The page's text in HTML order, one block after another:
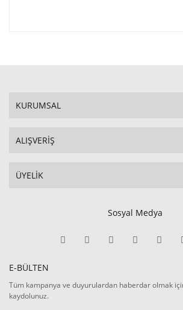
KURUMSAL
ALIŞVERİŞ
ÜYELİK
Sosyal Medya
E-BÜLTEN
Tüm kampanya ve duyurulardan haberdar olmak
kaydolunuz.